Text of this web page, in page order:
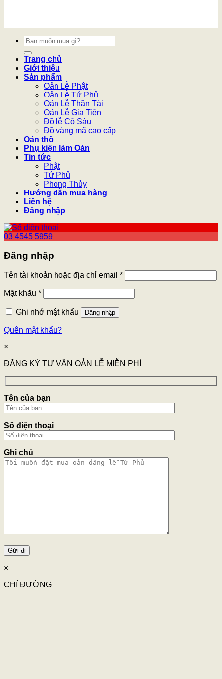
Tìm
kiếm:
Trang chủ
Giới thiệu
Sản phẩm
Oản Lễ Phật
Oản Lễ Tứ Phủ
Oản Lễ Thần Tài
Oản Lễ Gia Tiên
Đồ lễ Cô Sáu
Đồ vàng mã cao cấp
Oản thô
Phụ kiện làm Oản
Tin tức
Phật
Tứ Phủ
Phong Thủy
Hướng dẫn mua hàng
Liên hệ
Đăng nhập
03 4545 5959
Đăng nhập
Tên tài khoản hoặc địa chỉ email *
Mật khẩu *
Ghi nhớ mật khẩu Đăng nhập
Quên mật khẩu?
×
ĐĂNG KÝ TƯ VẤN OẢN LỄ MIỄN PHÍ
Tên của bạn
Số điện thoại
Ghi chú
×
CHỈ ĐƯỜNG